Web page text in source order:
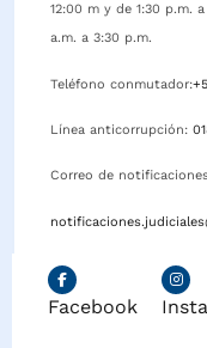
12:00 m y de 1:30 p.m.
a.m. a 3:30 p.m.
Teléfono conmutador:
Línea anticorrupción:
Correo de
Facebook